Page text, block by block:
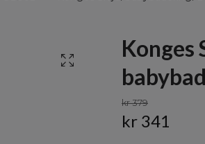
Konges
kr 379
kr 341